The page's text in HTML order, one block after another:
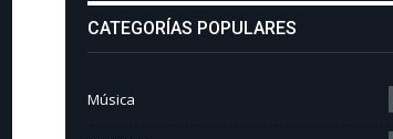
CATEGORÍAS POPULARES
Música